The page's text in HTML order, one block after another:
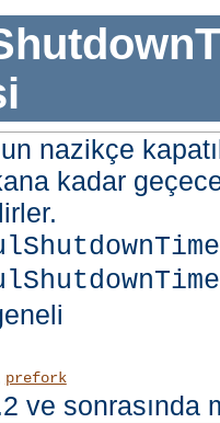
nazikçe
kadar
prefork
ve sonrasında